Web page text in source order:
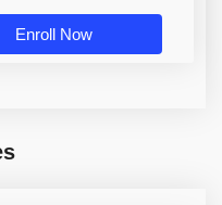
Enroll Now